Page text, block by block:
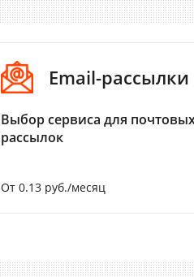
Email-рассылки
Выбор сервиса для
рассылок
От 0.13 руб./месяц